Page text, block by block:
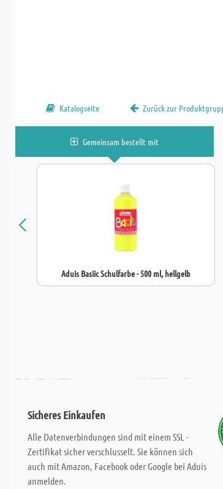
Katalogseite Zurück zur
Gemeinsam bestellt mit
Aduis Basiic Schulfarbe - 500 ml, hellgelb
Sicheres Einkaufen
Alle Datenverbindungen sind mit einem SSL -
Zertifikat sicher verschlusselt. Sie können sich
auch mit Amazon, Facebook oder Google bei Aduis
anmelden.